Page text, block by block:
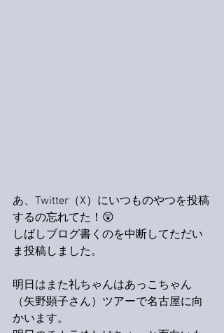
あ、Twitter（X）にいつものやつを投稿
するの忘れてた！😲
しばしブログ書くのを中断してただい
ま投稿しました。
明日はまた礼ちゃんはあっこちゃん
（矢野顕子さん）ツアーで名古屋に向
かいます。